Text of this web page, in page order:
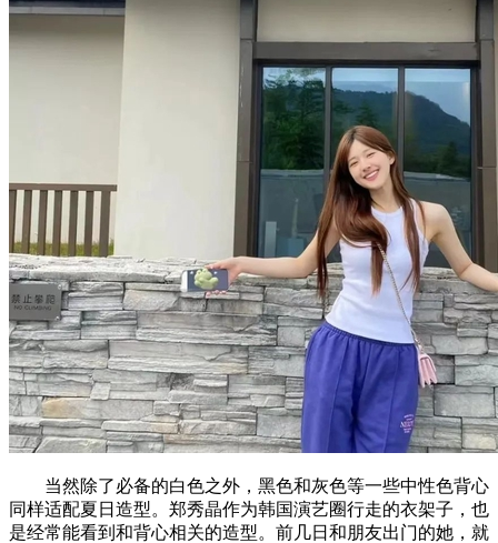
当然除了必备的白色之外，黑色和灰色等一些中性色背心
同样适配夏日造型。郑秀晶作为韩国演艺圈行走的衣架子，也
是经常能看到和背心相关的造型。前几日和朋友出门的她，就